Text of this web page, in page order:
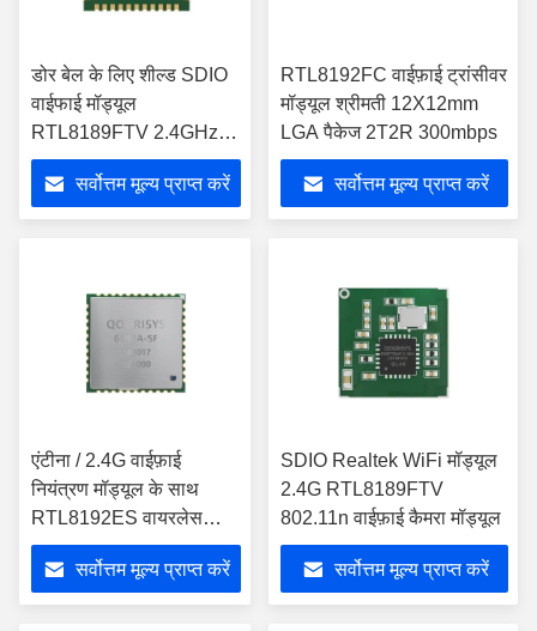
डोर बेल के लिए शील्ड SDIO
वाईफाई मॉड्यूल
RTL8189FTV 2.4GHz
वायरलेस वाईफाई मॉड्यूल
सर्वोत्तम मूल्य प्राप्त करें
RTL8192FC वाईफ़ाई ट्रांसीवर
मॉड्यूल श्रीमती 12X12mm
LGA पैकेज 2T2R 300mbps
सर्वोत्तम मूल्य प्राप्त करें
एंटीना / 2.4G वाईफ़ाई
नियंत्रण मॉड्यूल के साथ
RTL8192ES वायरलेस
वाईफ़ाई मॉड्यूल
सर्वोत्तम मूल्य प्राप्त करें
SDIO Realtek WiFi मॉड्यूल
2.4G RTL8189FTV
802.11n वाईफ़ाई कैमरा मॉड्यूल
सर्वोत्तम मूल्य प्राप्त करें